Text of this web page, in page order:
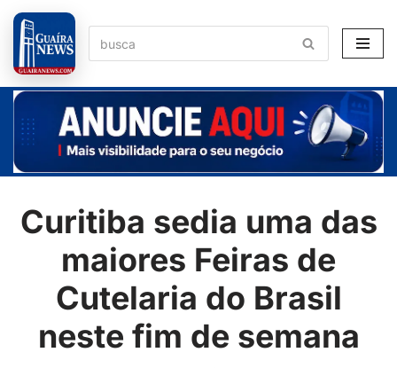
Pular
para
o
conteúdo
Curitiba sedia uma das
maiores Feiras de
Cutelaria do Brasil
neste fim de semana